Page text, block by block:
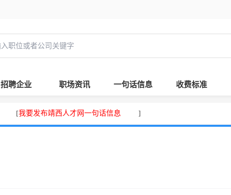
招聘企业 职场资讯 一句话信息 收费标准
[我要发布靖西人才网一句话信息 ]